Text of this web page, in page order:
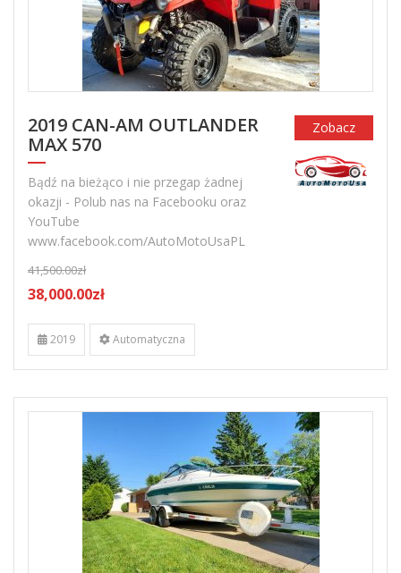
2019 CAN-AM OUTLANDER
MAX 570
Bądź na bieżąco i nie przegap żadnej
okazji - Polub nas na Facebooku oraz
YouTube
www.facebook.com/AutoMotoUsaPL
41,500.00zł
38,000.00zł
Zobacz
2019 Automatyczna